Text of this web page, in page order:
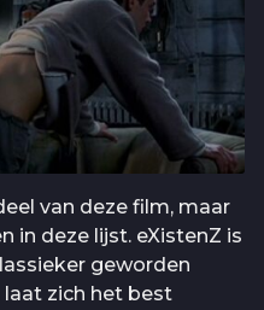
van deze film, maar
in deze lijst. eXistenZ is
geworden
laat zich het best